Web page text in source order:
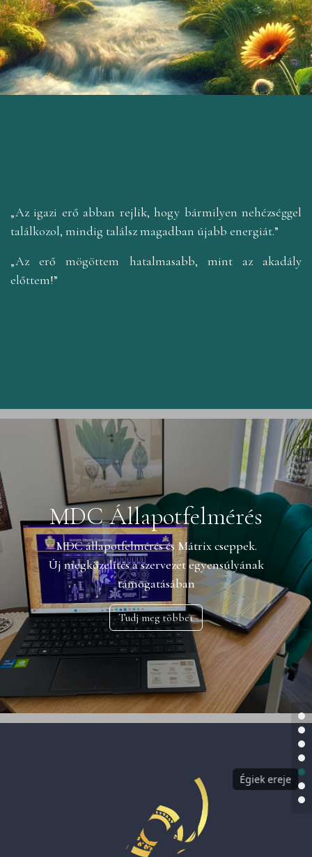
„Az igazi erő abban rejlik, hogy bármilyen nehézséggel
találkozol, mindig találsz magadban újabb energiát.”
„Az erő mögöttem hatalmasabb, mint az akadály
előttem!”
MDC Állapotfelmérés
MDC állapotfelmérés és Mátrix cseppek.
Új megközelítés a szervezet egyensúlyának
támogatásában
Tudj meg többet